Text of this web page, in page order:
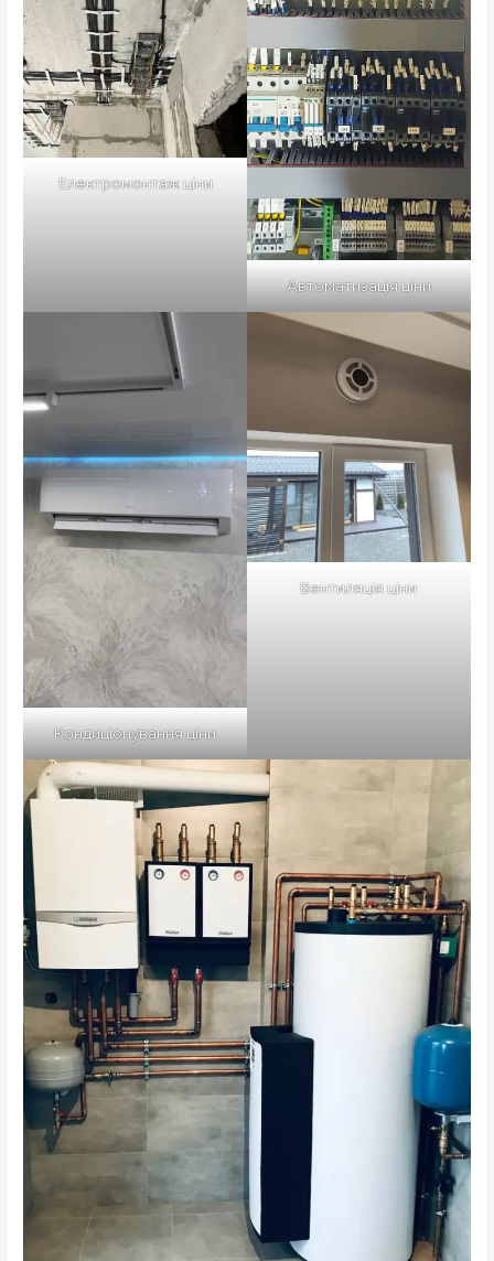
Електромонтаж ціни
Автоматизація ціни
Кондиціонування ціни
Вентиляція ціни